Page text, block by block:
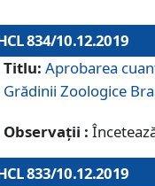
834/10.12.2019
Titlu: Aprobarea
Grădinii Zoologice
Observații :
833/10.12.2019